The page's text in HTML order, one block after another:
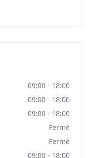
09:00 - 18:00
09:00 - 18:00
09:00 - 18:00
Fermé
Fermé
09:00 - 18:00